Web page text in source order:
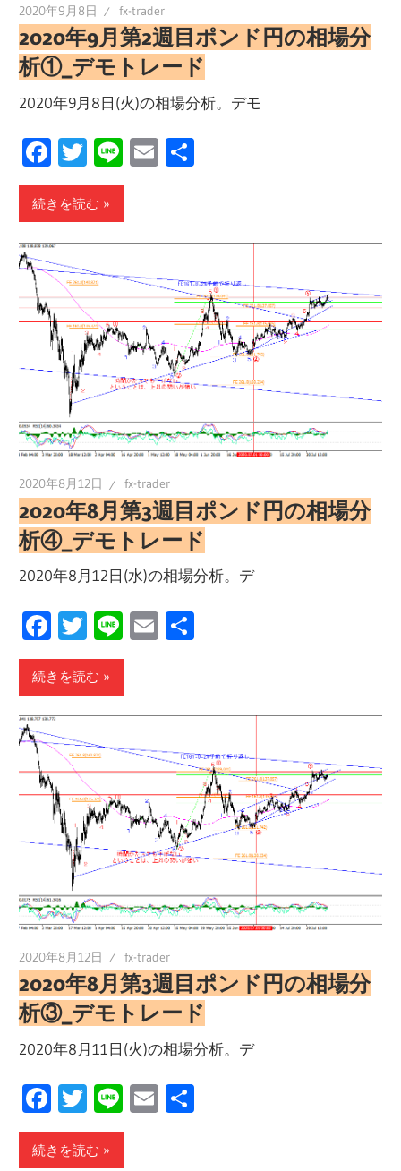
2020年9月8日 fx-trader
2020年9月第2週目ポンド円の相場分
析①_デモトレード
2020年9月8日(火)の相場分析。デモ
Facebook
Twitter
LineEmail
続きを読む
2020年8月12日 fx-trader
2020年8月第3週目ポンド円の相場分
析④_デモトレード
2020年8月12日(水)の相場分析。デ
Facebook
Twitter
LineEmail
続きを読む
2020年8月12日 fx-trader
2020年8月第3週目ポンド円の相場分
析③_デモトレード
2020年8月11日(火)の相場分析。デ
Facebook
Twitter
LineEmail
続きを読む